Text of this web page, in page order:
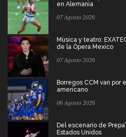
en Alemania
07 Agosto 2026
Música y teatro:
de la Ópera Mexico
07 Agosto 2026
Borregos CCM van
americano
06 Agosto 2026
Del escenario de
Estados Unidos